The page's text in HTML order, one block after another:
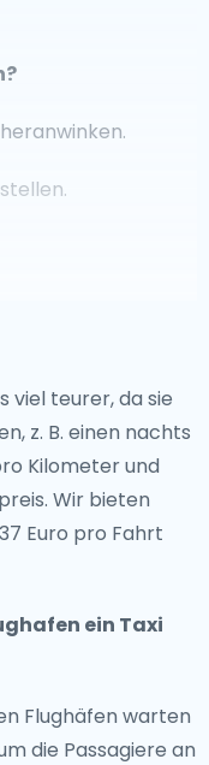
ein
zu geben.
viel teurer, da sie
z. B. einen nachts
Kilometer und
Wir bieten
Euro pro Fahrt
ein Taxi
Flughäfen warten
die Passagiere an